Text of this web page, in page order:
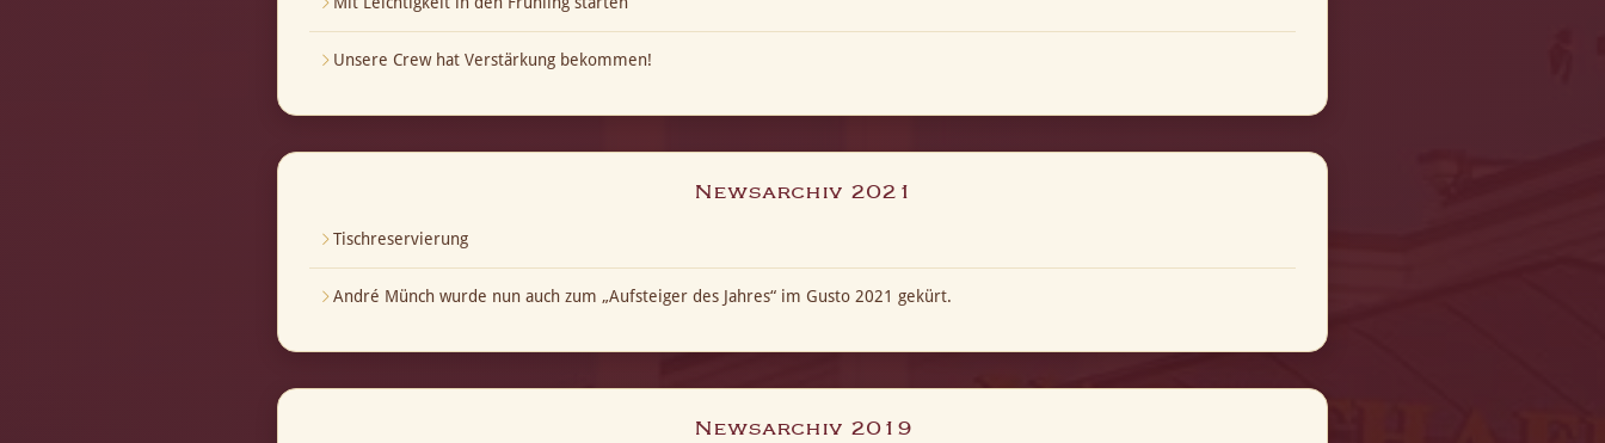
Unsere Crew hat Verstärkung bekommen!
Newsarchiv 2021
Tischreservierung
André Münch wurde nun auch zum „Aufsteiger des Jahres“ im Gusto 2021 gekürt.
Newsarchiv 2019